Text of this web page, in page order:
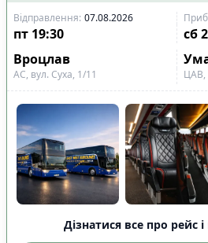
Відправлення: 07.08.2026
пт 19:30 сб
Вроцлав
АС, вул. Суха, 1/11 ЦАВ,
Дізнатися все про рейс і